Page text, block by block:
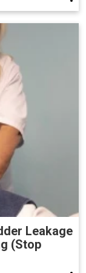
Leakage
(Stop